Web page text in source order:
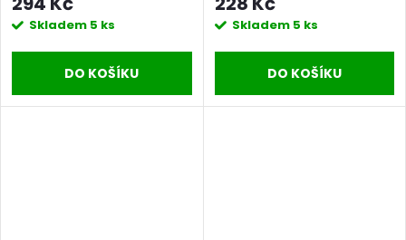
Skladem 5 ks
DO KOŠÍKU
Skladem 5 ks
DO KOŠÍKU